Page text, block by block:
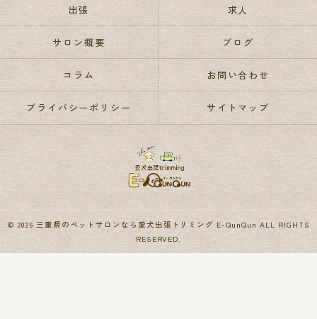
出張 求人
サロン概要 ブログ
コラム お問い合わせ
プライバシーポリシー サイトマップ
© 2026 三重県のペットサロンなら愛犬出張トリミング E-QunQun ALL RIGHTS
RESERVED.